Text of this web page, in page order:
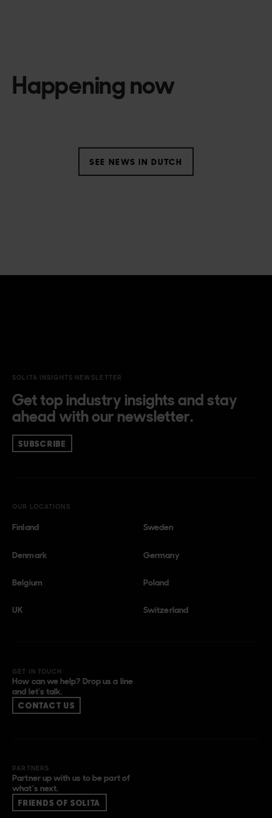
Happening now
SEE NEWS IN DUTCH
SOLITA INSIGHTS NEWSLETTER
Get top industry insights and stay
ahead with our newsletter.
SUBSCRIBE
OUR LOCATIONS
Finland Sweden
Denmark Germany
Belgium Poland
UK Switzerland
GET IN TOUCH
How can we help? Drop us a line
and let’s talk.
CONTACT US
PARTNERS
Partner up with us to be part of
what’s next.
FRIENDS OF SOLITA